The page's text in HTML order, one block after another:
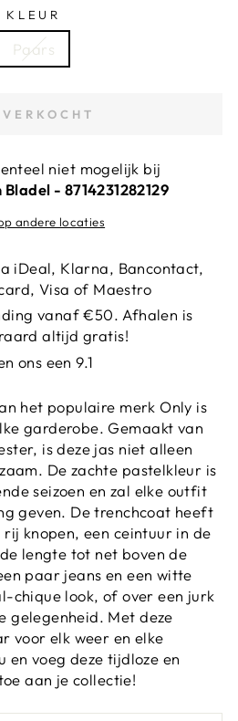
KLEUR
Paars
niet mogelijk bij
- 8714231282129
andere locaties
iDeal, Klarna, Bancontact,
Visa of Maestro
vanaf €50. Afhalen is
altijd gratis!
ons een 9.1
het populaire merk Only is
garderobe. Gemaakt van
is deze jas niet alleen
De zachte pastelkleur is
seizoen en zal elke outfit
geven. De trenchcoat heeft
knopen, een ceintuur in de
lengte tot net boven de
paar jeans en een witte
chique look, of over een jurk
gelegenheid. Met deze
voor elk weer en elke
en voeg deze tijdloze en
aan je collectie!